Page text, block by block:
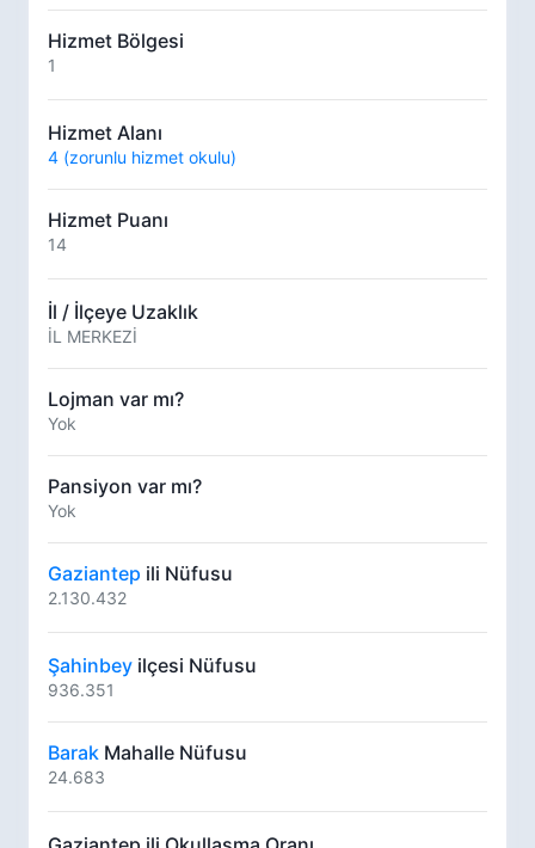
Hizmet Bölgesi
1
Hizmet Alanı
4 (zorunlu hizmet okulu)
Hizmet Puanı
14
İl / İlçeye Uzaklık
İL MERKEZİ
Lojman var mı?
Yok
Pansiyon var mı?
Yok
Gaziantep ili Nüfusu
2.130.432
Şahinbey ilçesi Nüfusu
936.351
Barak Mahalle Nüfusu
24.683